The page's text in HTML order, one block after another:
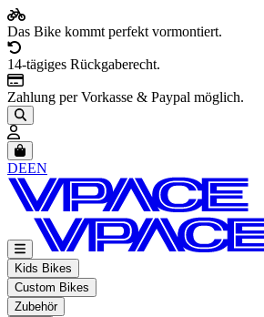
Das Bike kommt perfekt vormontiert.
14-tägiges Rückgaberecht.
Zahlung per Vorkasse & Paypal möglich.
Artikel im Warenkorb, Warenkorb anzeigen
DEEN
Kids Bikes
Custom Bikes
Zubehör